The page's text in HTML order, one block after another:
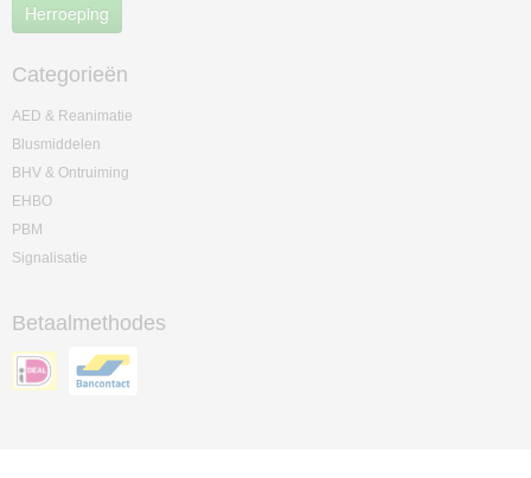
Herroeping
Categorieën
AED & Reanimatie
Blusmiddelen
BHV & Ontruiming
EHBO
PBM
Signalisatie
Betaalmethodes